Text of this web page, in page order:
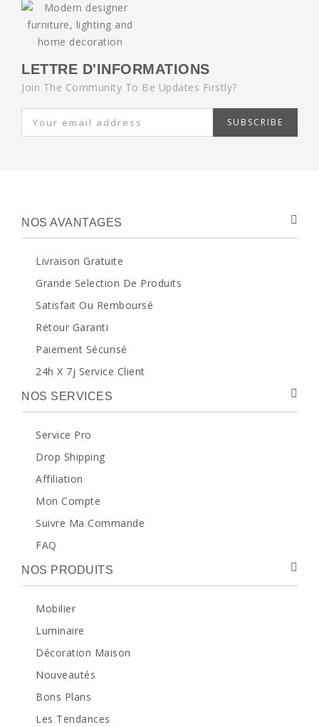
LETTRE D'INFORMATIONS
Join The Community To Be Updates Firstly?
SUBSCRIBE
NOS AVANTAGES
Livraison Gratuite
Grande Selection De Produits
Satisfait Ou Remboursé
Retour Garanti
Paiement Sécurisé
24h X 7j Service Client
NOS SERVICES
Service Pro
Drop Shipping
Affiliation
Mon Compte
Suivre Ma Commande
FAQ
NOS PRODUITS
Mobilier
Luminaire
Décoration Maison
Nouveautés
Bons Plans
Les Tendances